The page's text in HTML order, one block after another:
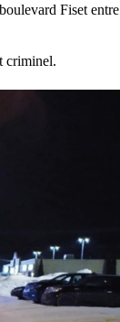
Fiset entre
criminel.